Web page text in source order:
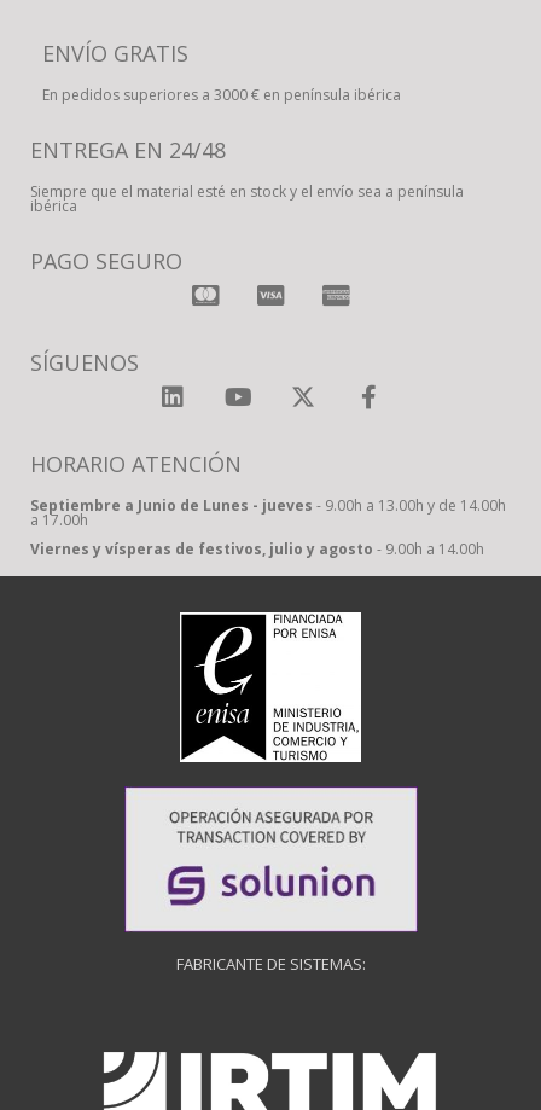
ENVÍO GRATIS
En pedidos superiores a 3000 € en península ibérica
ENTREGA EN 24/48
Siempre que el material esté en stock y el envío sea a península
ibérica
PAGO SEGURO
SÍGUENOS
HORARIO ATENCIÓN
Septiembre a Junio de Lunes - jueves - 9.00h a 13.00h y de 14.00h
a 17.00h
Viernes y vísperas de festivos, julio y agosto - 9.00h a 14.00h
FABRICANTE DE SISTEMAS: